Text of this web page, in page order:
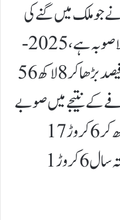
جو ملک میں گنے کی
سب سے بڑی پیداوار رکھنے والا صوبہ ہے، 2025-
26 میں زیرِ کاشت رقبہ 4.8 فیصد بڑھا کر 8 لاکھ 56
کے نتیجے میں صوبے
کی گنے کی پیداوار 2.7 فیصد بڑھ کر 6 کروڑ 17
لاکھ 30 ہزار ٹن ہو گئی جو گزشتہ سال 6 کروڑ 1